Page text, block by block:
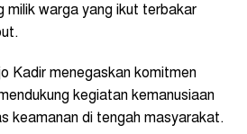
milik warga yang ikut terbakar
Kadir menegaskan komitmen
kegiatan kemanusiaan
keamanan di tengah masyarakat.